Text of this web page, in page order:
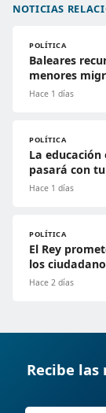
NOTICIAS
POLÍTICA
Baleares
menores
Hace 1 días
POLÍTICA
La educación
pasará con
Hace 1 días
POLÍTICA
El Rey
los
Hace 2 días
Recibe